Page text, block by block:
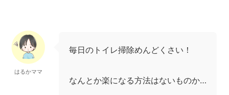
はるかママ
毎日のトイレ掃除めんどくさい！
なんとか楽になる方法はないものか…